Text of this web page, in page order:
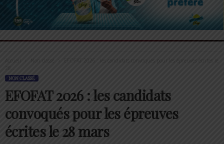
Accueil
EFOFAT 2026 : les candidats convoqués pour les épreuves écrites le
NON CLASSÉ
EFOFAT 2026 : les candidats
convoqués pour les épreuves
écrites le 28 mars